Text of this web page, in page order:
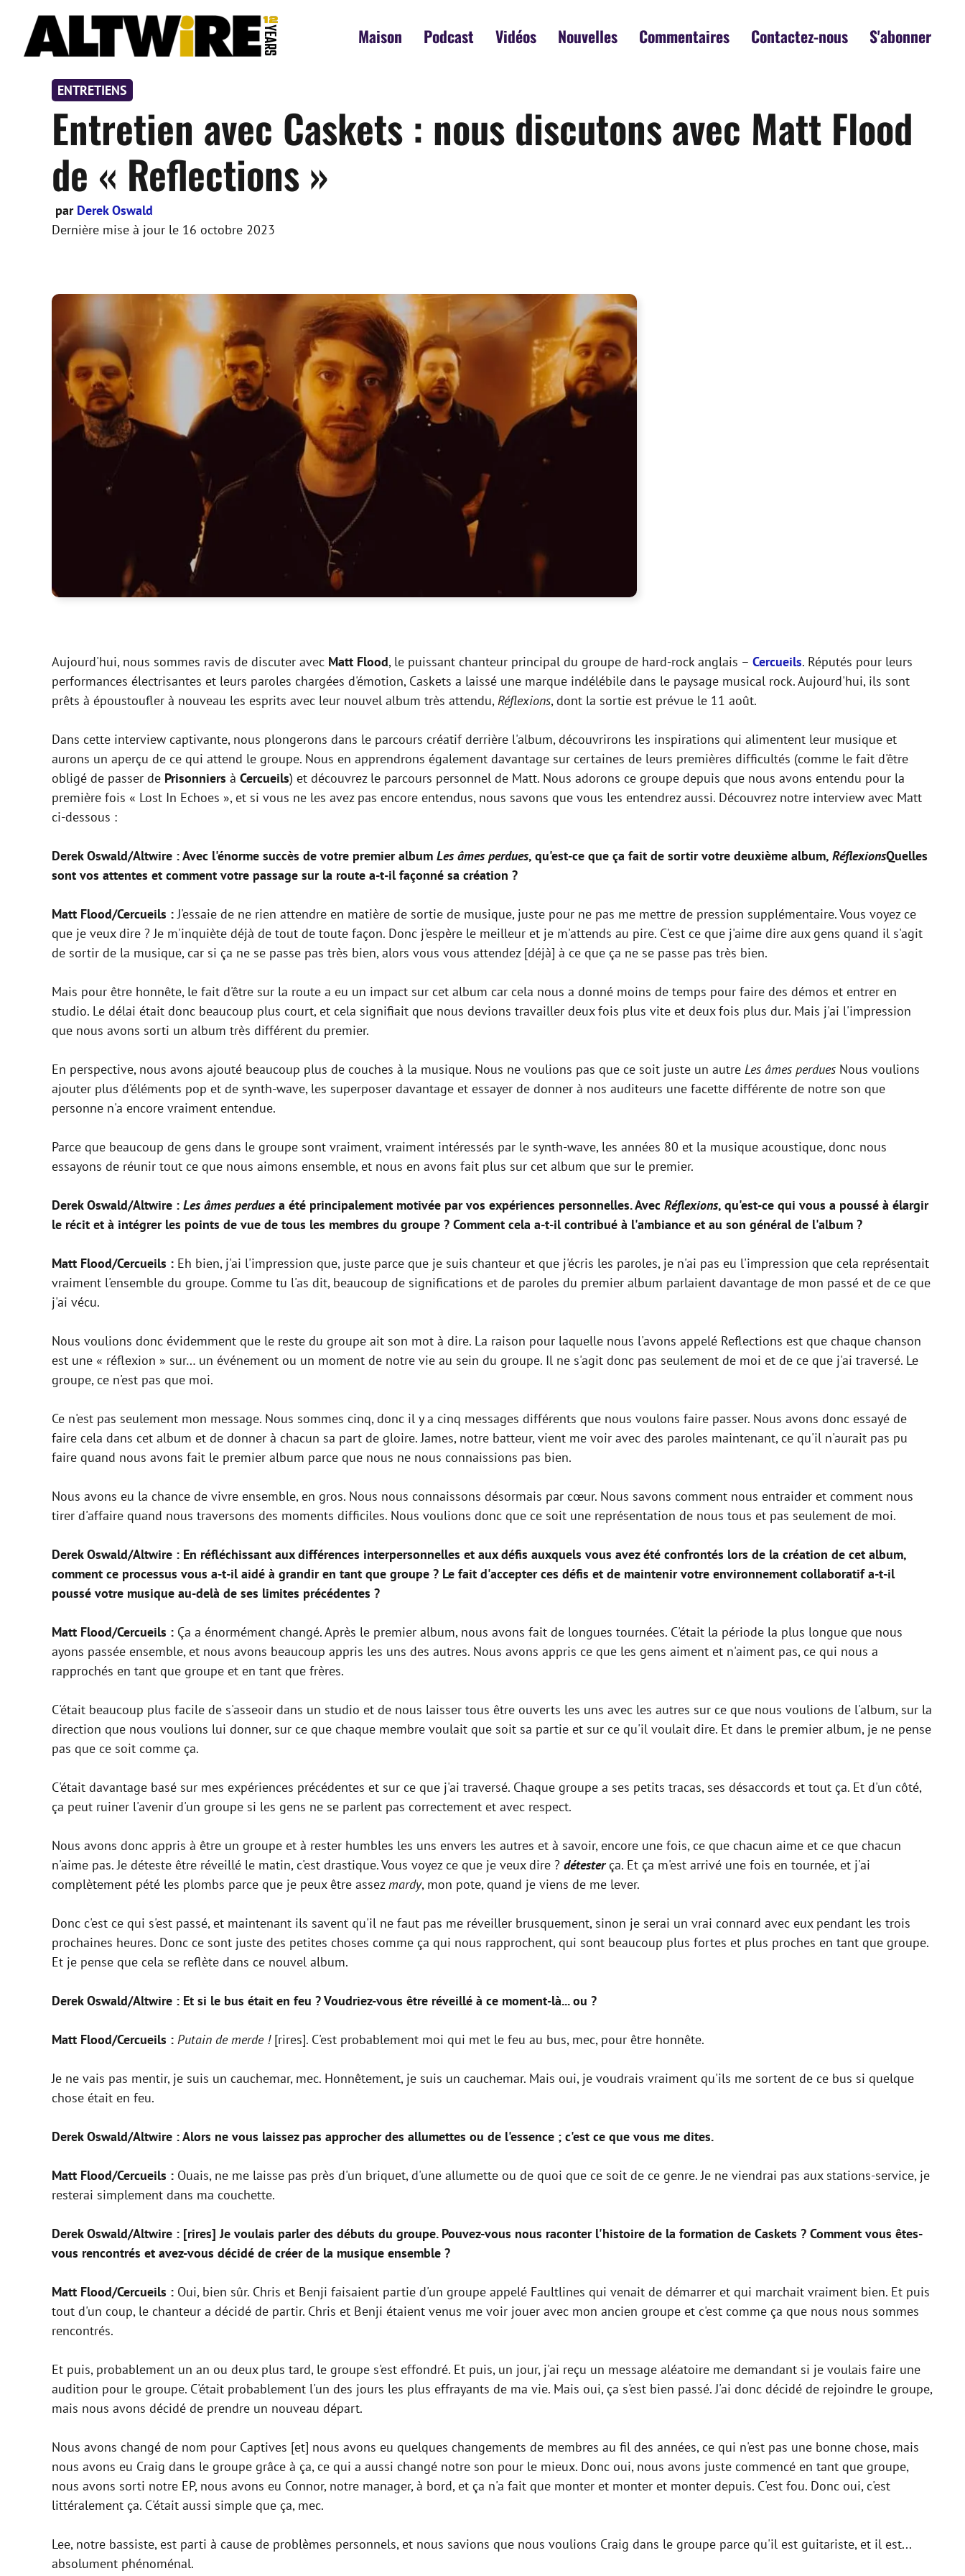
contenu
Maison Podcast Vidéos Nouvelles Commentaires Contactez-nous S'abonner
ENTRETIENS
Entretien avec Caskets : nous discutons avec Matt Flood
de « Reflections »
par Derek Oswald
Dernière mise à jour le 16 octobre 2023
Aujourd'hui, nous sommes ravis de discuter avec Matt Flood, le puissant chanteur principal du groupe de hard-rock anglais – Cercueils. Réputés pour leurs
performances électrisantes et leurs paroles chargées d'émotion, Caskets a laissé une marque indélébile dans le paysage musical rock. Aujourd'hui, ils sont
prêts à époustoufler à nouveau les esprits avec leur nouvel album très attendu,Réflexions, dont la sortie est prévue le 11 août.
Dans cette interview captivante, nous plongerons dans le parcours créatif derrière l'album, découvrirons les inspirations qui alimentent leur musique et
aurons un aperçu de ce qui attend le groupe. Nous en apprendrons également davantage sur certaines de leurs premières difficultés (comme le fait d'être
obligé de passer de Prisonniers à Cercueils) et découvrez le parcours personnel de Matt. Nous adorons ce groupe depuis que nous avons entendu pour la
première fois « Lost In Echoes », et si vous ne les avez pas encore entendus, nous savons que vous les entendrez aussi. Découvrez notre interview avec Matt
ci-dessous :
Derek Oswald/Altwire : Avec l'énorme succès de votre premier album Les âmes perdues, qu'est-ce que ça fait de sortir votre deuxième album, RéflexionsQuelles
sont vos attentes et comment votre passage sur la route a-t-il façonné sa création ?
Matt Flood/Cercueils :J'essaie de ne rien attendre en matière de sortie de musique, juste pour ne pas me mettre de pression supplémentaire. Vous voyez ce
que je veux dire ? Je m'inquiète déjà de tout de toute façon. Donc j'espère le meilleur et je m'attends au pire. C'est ce que j'aime dire aux gens quand il s'agit
de sortir de la musique, car si ça ne se passe pas très bien, alors vous vous attendez [déjà] à ce que ça ne se passe pas très bien.
Mais pour être honnête, le fait d'être sur la route a eu un impact sur cet album car cela nous a donné moins de temps pour faire des démos et entrer en
studio. Le délai était donc beaucoup plus court, et cela signifiait que nous devions travailler deux fois plus vite et deux fois plus dur. Mais j'ai l'impression
que nous avons sorti un album très différent du premier.
En perspective, nous avons ajouté beaucoup plus de couches à la musique. Nous ne voulions pas que ce soit juste un autre Les âmes perdues Nous voulions
ajouter plus d'éléments pop et de synth-wave, les superposer davantage et essayer de donner à nos auditeurs une facette différente de notre son que
personne n'a encore vraiment entendue.
Parce que beaucoup de gens dans le groupe sont vraiment, vraiment intéressés par le synth-wave, les années 80 et la musique acoustique, donc nous
essayons de réunir tout ce que nous aimons ensemble, et nous en avons fait plus sur cet album que sur le premier.
Derek Oswald/Altwire : Les âmes perdues a été principalement motivée par vos expériences personnelles. Avec Réflexions, qu'est-ce qui vous a poussé à élargir
le récit et à intégrer les points de vue de tous les membres du groupe ? Comment cela a-t-il contribué à l'ambiance et au son général de l'album ?
Matt Flood/Cercueils : Eh bien, j'ai l'impression que, juste parce que je suis chanteur et que j'écris les paroles, je n'ai pas eu l'impression que cela représentait
vraiment l'ensemble du groupe. Comme tu l'as dit, beaucoup de significations et de paroles du premier album parlaient davantage de mon passé et de ce que
j'ai vécu.
Nous voulions donc évidemment que le reste du groupe ait son mot à dire. La raison pour laquelle nous l'avons appelé Reflections est que chaque chanson
est une « réflexion » sur… un événement ou un moment de notre vie au sein du groupe. Il ne s'agit donc pas seulement de moi et de ce que j'ai traversé. Le
groupe, ce n'est pas que moi.
Ce n'est pas seulement mon message. Nous sommes cinq, donc il y a cinq messages différents que nous voulons faire passer. Nous avons donc essayé de
faire cela dans cet album et de donner à chacun sa part de gloire. James, notre batteur, vient me voir avec des paroles maintenant, ce qu'il n'aurait pas pu
faire quand nous avons fait le premier album parce que nous ne nous connaissions pas bien.
Nous avons eu la chance de vivre ensemble, en gros. Nous nous connaissons désormais par cœur. Nous savons comment nous entraider et comment nous
tirer d'affaire quand nous traversons des moments difficiles. Nous voulions donc que ce soit une représentation de nous tous et pas seulement de moi.
Derek Oswald/Altwire : En réfléchissant aux différences interpersonnelles et aux défis auxquels vous avez été confrontés lors de la création de cet album,
comment ce processus vous a-t-il aidé à grandir en tant que groupe ? Le fait d'accepter ces défis et de maintenir votre environnement collaboratif a-t-il
poussé votre musique au-delà de ses limites précédentes ?
Matt Flood/Cercueils : Ça a énormément changé. Après le premier album, nous avons fait de longues tournées. C'était la période la plus longue que nous
ayons passée ensemble, et nous avons beaucoup appris les uns des autres. Nous avons appris ce que les gens aiment et n'aiment pas, ce qui nous a
rapprochés en tant que groupe et en tant que frères.
C'était beaucoup plus facile de s'asseoir dans un studio et de nous laisser tous être ouverts les uns avec les autres sur ce que nous voulions de l'album, sur la
direction que nous voulions lui donner, sur ce que chaque membre voulait que soit sa partie et sur ce qu'il voulait dire. Et dans le premier album, je ne pense
pas que ce soit comme ça.
C'était davantage basé sur mes expériences précédentes et sur ce que j'ai traversé. Chaque groupe a ses petits tracas, ses désaccords et tout ça. Et d'un côté,
ça peut ruiner l'avenir d'un groupe si les gens ne se parlent pas correctement et avec respect.
Nous avons donc appris à être un groupe et à rester humbles les uns envers les autres et à savoir, encore une fois, ce que chacun aime et ce que chacun
n'aime pas. Je déteste être réveillé le matin, c'est drastique. Vous voyez ce que je veux dire ? détesterça. Et ça m'est arrivé une fois en tournée, et j'ai
complètement pété les plombs parce que je peux être assezmardy, mon pote, quand je viens de me lever.
Donc c'est ce qui s'est passé, et maintenant ils savent qu'il ne faut pas me réveiller brusquement, sinon je serai un vrai connard avec eux pendant les trois
prochaines heures. Donc ce sont juste des petites choses comme ça qui nous rapprochent, qui sont beaucoup plus fortes et plus proches en tant que groupe.
Et je pense que cela se reflète dans ce nouvel album.
Derek Oswald/Altwire : Et si le bus était en feu ? Voudriez-vous être réveillé à ce moment-là... ou ?
Matt Flood/Cercueils : Putain de merde ![rires]. C'est probablement moi qui met le feu au bus, mec, pour être honnête.
Je ne vais pas mentir, je suis un cauchemar, mec. Honnêtement, je suis un cauchemar. Mais oui, je voudrais vraiment qu'ils me sortent de ce bus si quelque
chose était en feu.
Derek Oswald/Altwire : Alors ne vous laissez pas approcher des allumettes ou de l'essence ; c'est ce que vous me dites.
Matt Flood/Cercueils : Ouais, ne me laisse pas près d'un briquet, d'une allumette ou de quoi que ce soit de ce genre. Je ne viendrai pas aux stations-service, je
resterai simplement dans ma couchette.
Derek Oswald/Altwire : [rires] Je voulais parler des débuts du groupe. Pouvez-vous nous raconter l'histoire de la formation de Caskets ? Comment vous êtes-
vous rencontrés et avez-vous décidé de créer de la musique ensemble ?
Matt Flood/Cercueils : Oui, bien sûr. Chris et Benji faisaient partie d'un groupe appelé Faultlines qui venait de démarrer et qui marchait vraiment bien. Et puis
tout d'un coup, le chanteur a décidé de partir. Chris et Benji étaient venus me voir jouer avec mon ancien groupe et c'est comme ça que nous nous sommes
rencontrés.
Et puis, probablement un an ou deux plus tard, le groupe s'est effondré. Et puis, un jour, j'ai reçu un message aléatoire me demandant si je voulais faire une
audition pour le groupe. C'était probablement l'un des jours les plus effrayants de ma vie. Mais oui, ça s'est bien passé. J'ai donc décidé de rejoindre le groupe,
mais nous avons décidé de prendre un nouveau départ.
Nous avons changé de nom pour Captives [et] nous avons eu quelques changements de membres au fil des années, ce qui n'est pas une bonne chose, mais
nous avons eu Craig dans le groupe grâce à ça, ce qui a aussi changé notre son pour le mieux. Donc oui, nous avons juste commencé en tant que groupe,
nous avons sorti notre EP, nous avons eu Connor, notre manager, à bord, et ça n'a fait que monter et monter et monter depuis. C'est fou. Donc oui, c'est
littéralement ça. C'était aussi simple que ça, mec.
Lee, notre bassiste, est parti à cause de problèmes personnels, et nous savions que nous voulions Craig dans le groupe parce qu'il est guitariste, et il est...
absolument phénoménal.